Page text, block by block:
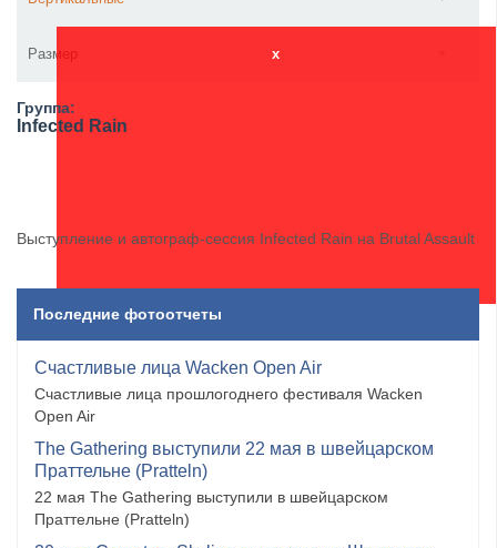
Размер x
Группа:
Infected Rain
Выступление и автограф-сессия Infected Rain на Brutal Assault
Последние фотоотчеты
Счастливые лица Wacken Open Air
Счастливые лица прошлогоднего фестиваля Wacken
Open Air
The Gathering выступили 22 мая в швейцарском
Праттельне (Pratteln)
22 мая The Gathering выступили в швейцарском
Праттельне (Pratteln)